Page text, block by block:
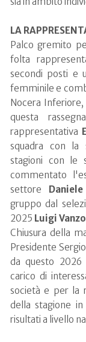
LA
Palco gremito
folta
secondi posti e
femminile e
Nocera
questa
rappresentativa
squadra con la
stagioni con le
commentato
settore
gruppo dal
2025 Luigi Vanzo
Chiusura della
Presidente
da questo 2026
carico di
società e per la
della stagione
risultati a livello